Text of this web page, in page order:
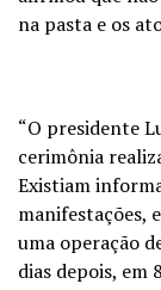
na pasta e os
“O presidente
cerimônia
Existiam
manifestações,
uma operação
dias depois, em